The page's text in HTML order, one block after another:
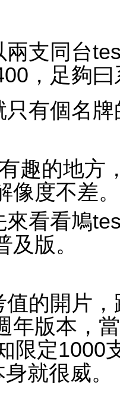
支同台
，足夠
有個名
趣的地方
度不差。
看看鳩
版。
值的開片
年版本，
限定1000
就很威。